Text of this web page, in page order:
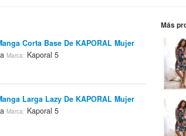
Corta Base De KAPORAL Mujer
Marca: Kaporal 5
Larga Lazy De KAPORAL Mujer
Marca: Kaporal 5
Más